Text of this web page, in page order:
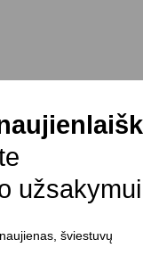
šviestuvų